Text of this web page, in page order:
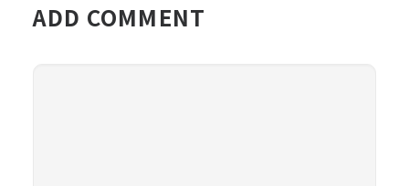
ADD COMMENT